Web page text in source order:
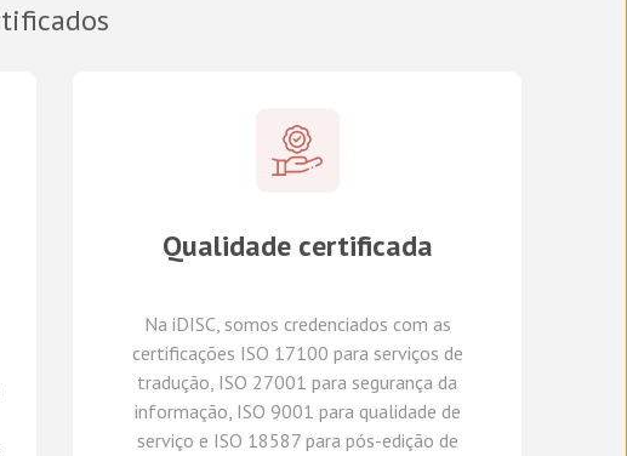
Qualidade certificada
Na iDISC,somos credenciados com as
certificações ISO 17100 para serviços de
tradução, ISO 27001 para segurança da
informação, ISO 9001 para qualidade de
serviço e ISO 18587 para pós-edição de